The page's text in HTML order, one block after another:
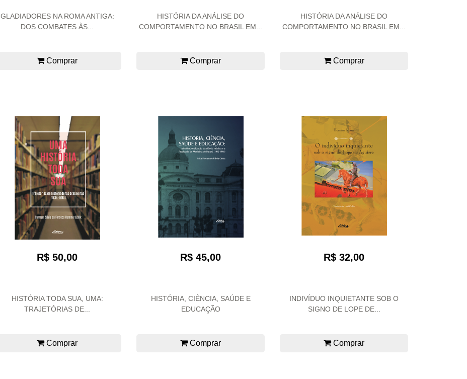
GLADIADORES NA ROMA ANTIGA:
DOS COMBATES ÀS...
Comprar
HISTÓRIA DA ANÁLISE DO
COMPORTAMENTO NO BRASIL EM...
Comprar
HISTÓRIA DA ANÁLISE DO
COMPORTAMENTO NO BRASIL EM...
Comprar
R$ 50,00
HISTÓRIA TODA SUA, UMA:
TRAJETÓRIAS DE...
Comprar
R$ 45,00
HISTÓRIA, CIÊNCIA, SAÚDE E
EDUCAÇÃO
Comprar
R$ 32,00
INDIVÍDUO INQUIETANTE SOB O
SIGNO DE LOPE DE...
Comprar